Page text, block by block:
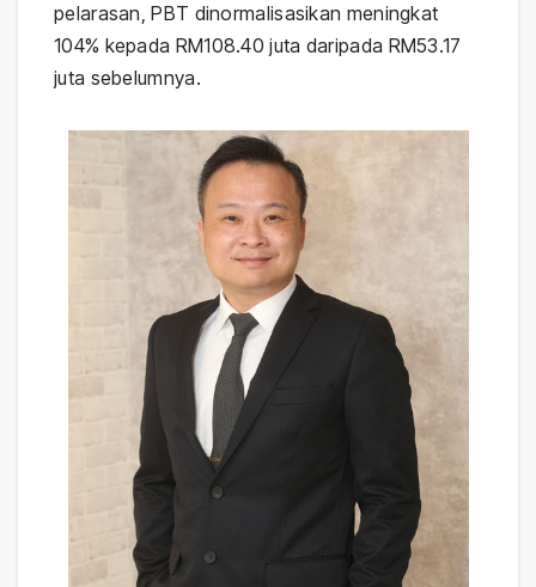
pelarasan, PBT dinormalisasikan meningkat
104% kepada RM108.40 juta daripada RM53.17
juta sebelumnya.